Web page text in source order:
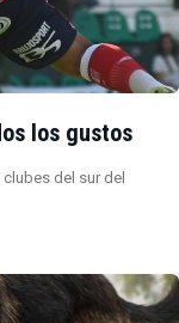
los gustos
del sur del